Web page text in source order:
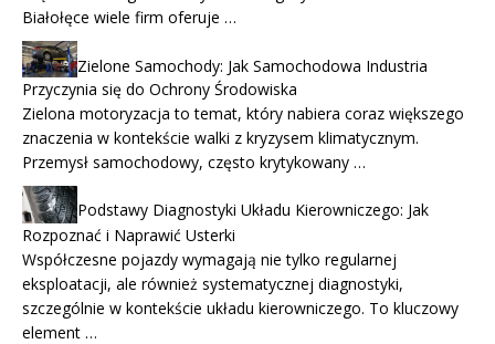
Białołęce wiele firm oferuje …
Zielone Samochody: Jak Samochodowa Industria
Przyczynia się do Ochrony Środowiska
Zielona motoryzacja to temat, który nabiera coraz większego
znaczenia w kontekście walki z kryzysem klimatycznym.
Przemysł samochodowy, często krytykowany …
Podstawy Diagnostyki Układu Kierowniczego: Jak
Rozpoznać i Naprawić Usterki
Współczesne pojazdy wymagają nie tylko regularnej
eksploatacji, ale również systematycznej diagnostyki,
szczególnie w kontekście układu kierowniczego. To kluczowy
element …